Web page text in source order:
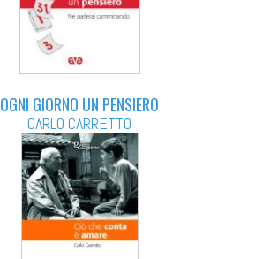
OGNI GIORNO UN PENSIERO
CARLO CARRETTO